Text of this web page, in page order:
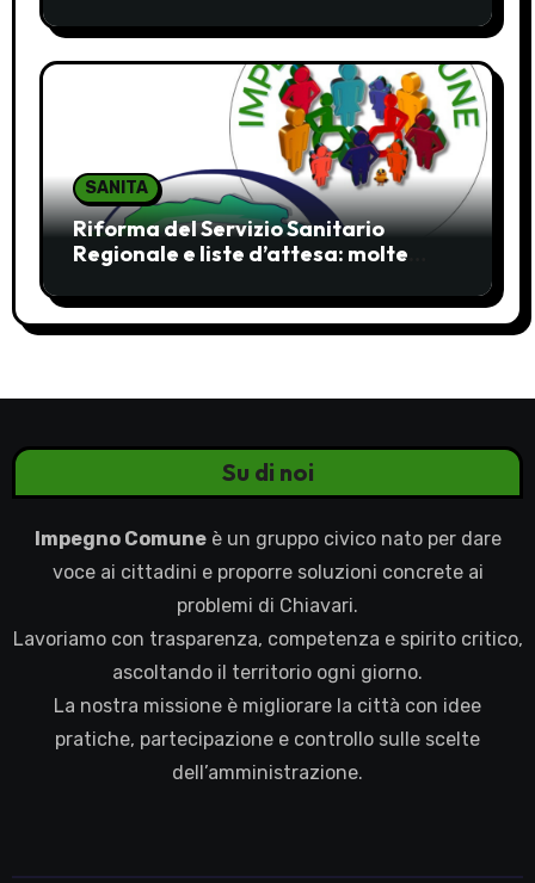
SANITA
Riforma del Servizio Sanitario
Regionale e liste d’attesa: molte
Su di noi
Impegno Comuneè un gruppo civico nato per dare
voce ai cittadini e proporre soluzioni concrete ai
problemi di Chiavari.
Lavoriamo con trasparenza, competenza e spirito critico,
ascoltando il territorio ogni giorno.
La nostra missione è migliorare la città con idee
pratiche, partecipazione e controllo sulle scelte
dell’amministrazione.